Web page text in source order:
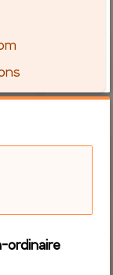
ordinaire